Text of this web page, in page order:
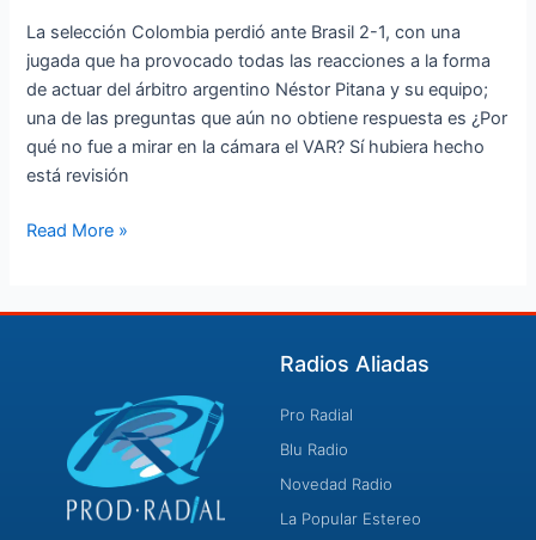
La selección Colombia perdió ante Brasil 2-1, con una
jugada que ha provocado todas las reacciones a la forma
de actuar del árbitro argentino Néstor Pitana y su equipo;
una de las preguntas que aún no obtiene respuesta es ¿Por
qué no fue a mirar en la cámara el VAR? Sí hubiera hecho
está revisión
Read More »
Radios Aliadas
Pro Radial
Blu Radio
Novedad Radio
La Popular Estereo